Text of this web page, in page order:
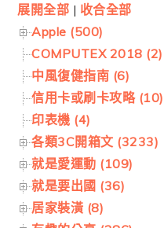
展開全部 | 收合全部
Apple (500)
COMPUTEX 2018 (2)
中風復健指南 (6)
信用卡或刷卡攻略 (10)
印表機 (4)
各類3C開箱文 (3233)
就是愛運動 (109)
就是要出國 (36)
居家裝潢 (8)